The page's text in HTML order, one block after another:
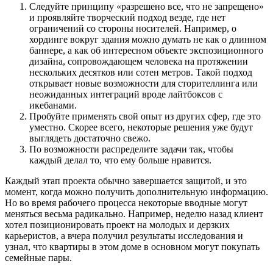
Следуйте принципу «разрешено все, что не запрещено»
и проявляйте творческий подход везде, где нет
ограничений со стороны носителей. Например, о
хординге вокруг здания можно думать не как о длинном
баннере, а как об интересном объекте экспозиционного
дизайна, сопровождающем человека на протяжении
нескольких десятков или сотен метров. Такой подход
открывает новые возможности для сторителлинга или
неожиданных интеграций вроде лайтбоксов с
икебанами.
Пробуйте применять свой опыт из других сфер, где это
уместно. Скорее всего, некоторые решения уже будут
выглядеть достаточно свежо.
По возможности распределите задачи так, чтобы
каждый делал то, что ему больше нравится.
Каждый этап проекта обычно завершается защитой, и это
момент, когда можно получить дополнительную информацию.
Но во время рабочего процесса некоторые вводные могут
меняться весьма радикально. Например, неделю назад клиент
хотел позиционировать проект на молодых и дерзких
карьеристов, а вчера получил результаты исследования и
узнал, что квартиры в этом доме в основном могут покупать
семейные пары.